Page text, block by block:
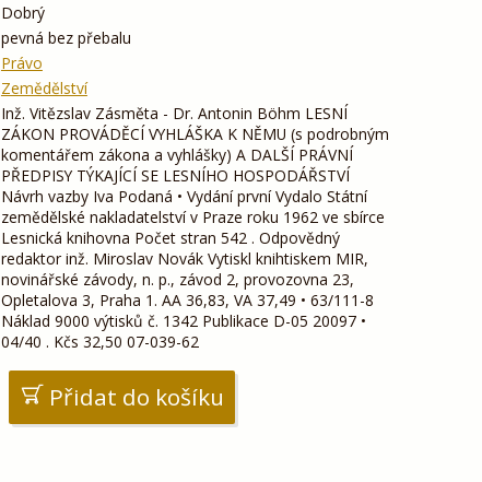
Dobrý
pevná bez přebalu
Právo
Zemědělství
Inž. Vitězslav Zásměta - Dr. Antonin Böhm LESNÍ
ZÁKON PROVÁDĚCÍ VYHLÁŠKA K NĚMU (s podrobným
komentářem zákona a vyhlášky) A DALŠÍ PRÁVNÍ
PŘEDPISY TÝKAJÍCÍ SE LESNÍHO HOSPODÁŘSTVÍ
Návrh vazby Iva Podaná • Vydání první Vydalo Státní
zemědělské nakladatelství v Praze roku 1962 ve sbírce
Lesnická knihovna Počet stran 542 . Odpovědný
redaktor inž. Miroslav Novák Vytiskl knihtiskem MIR,
novinářské závody, n. p., závod 2, provozovna 23,
Opletalova 3, Praha 1. AA 36,83, VA 37,49 • 63/111-8
Náklad 9000 výtisků č. 1342 Publikace D-05 20097 •
04/40 . Kčs 32,50 07-039-62
Přidat do košíku